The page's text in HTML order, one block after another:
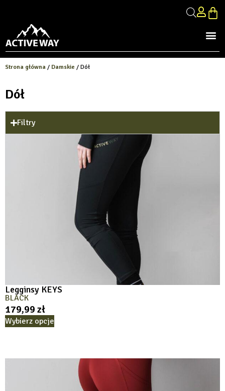
Strona główna / Damskie / Dół
Dół
Filtry
Legginsy KEYS
BLACK
179,99 zł
Wybierz opcje